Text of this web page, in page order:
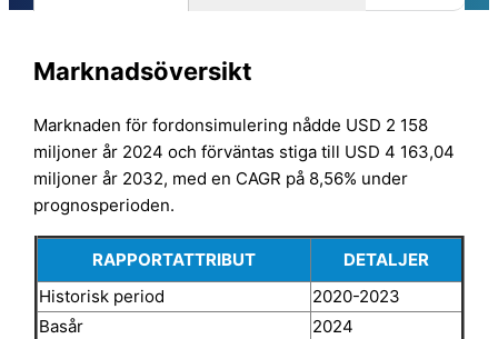
Marknadsöversikt
Marknaden för fordonsimulering nådde USD 2 158
miljoner år 2024 och förväntas stiga till USD 4 163,04
miljoner år 2032, med en CAGR på 8,56% under
prognosperioden.
RAPPORTATTRIBUT
DETALJER
Historisk period
2020-2023
Basår
2024